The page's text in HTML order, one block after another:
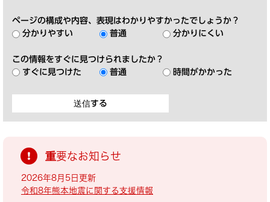
ページの構成や内容、表現はわかりやすかったでしょうか？
分かりやすい
普通 分かりにくい
この情報をすぐに見つけられましたか？
すぐに見つけた
普通 時間がかかった
重要なお知らせ
2026年8月5日更新
令和8年熊本地震に関する支援情報